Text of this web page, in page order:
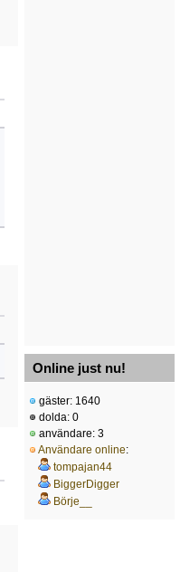
Online just nu!
gäster: 1640
dolda: 0
användare: 3
Användare online:
tompajan44
BiggerDigger
Börje__